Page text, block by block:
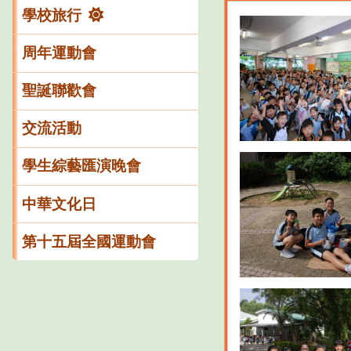
學校旅行
周年運動會
聖誕聯歡會
交流活動
學生綜藝匯演晚會
中華文化日
第十五屆全國運動會